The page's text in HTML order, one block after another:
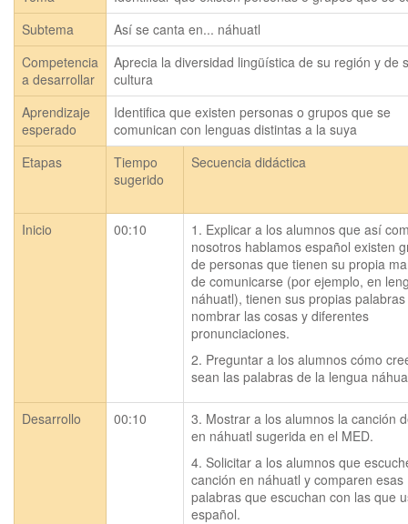
Subtema
Así se canta en... náhuatl
Competencia
a desarrollar
Aprecia la diversidad lingüística de su región y de
cultura
Aprendizaje
esperado
Identifica que existen personas o grupos que se
comunican con lenguas distintas a la suya
Etapas
Tiempo
sugerido
Secuencia didáctica
Inicio 00:10
1. Explicar a los alumnos que así
nosotros hablamos español existen
de personas que tienen su propia
de comunicarse (por ejemplo, en
náhuatl), tienen sus propias
nombrar las cosas y diferentes
pronunciaciones.
2. Preguntar a los alumnos cómo
sean las palabras de la lengua
Desarrollo 00:10
3. Mostrar a los alumnos la canción
en náhuatl sugerida en el MED.
4. Solicitar a los alumnos que
canción en náhuatl y comparen esas
palabras que escuchan con las que
español.